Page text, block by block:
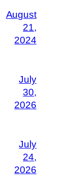
August
21,
2024
July
30,
2026
July
24,
2026